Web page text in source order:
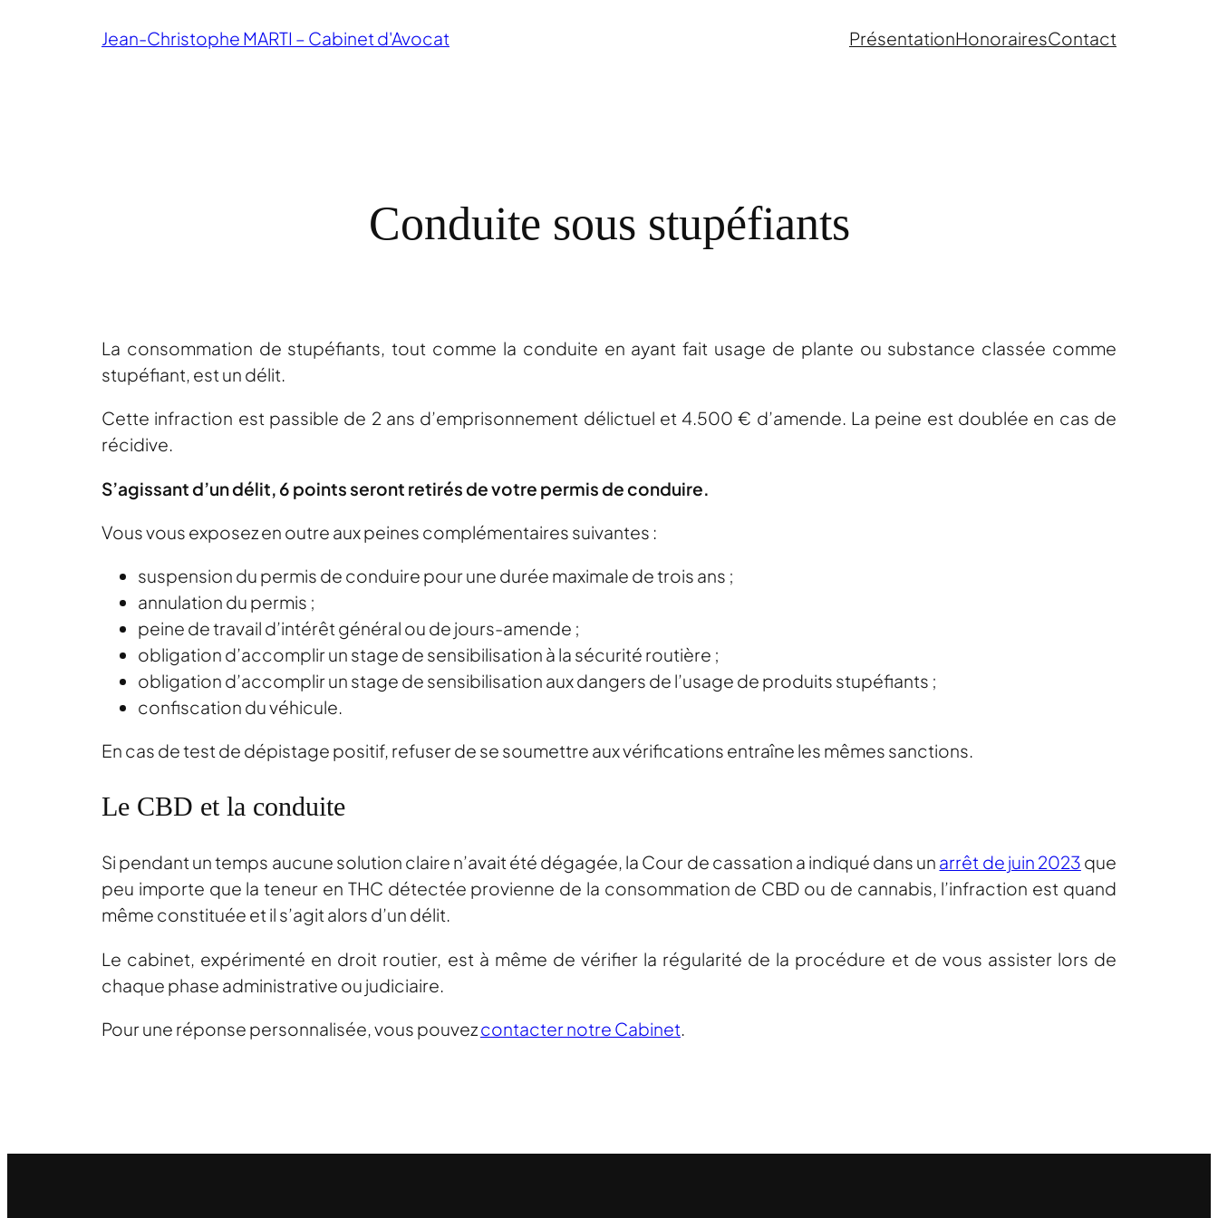
Jean-Christophe MARTI – Cabinet d'Avocat PrésentationHonorairesContact
Conduite sous stupéfiants
La consommation de stupéfiants, tout comme la conduite en ayant fait usage de plante ou substance classée comme
stupéfiant, est un délit.
Cette infraction est passible de 2 ans d’emprisonnement délictuel et 4.500 € d’amende. La peine est doublée en cas de
récidive.
S’agissant d’un délit, 6 points seront retirés de votre permis de conduire.
Vous vous exposez en outre aux peines complémentaires suivantes :
suspension du permis de conduire pour une durée maximale de trois ans ;
annulation du permis ;
peine de travail d’intérêt général ou de jours-amende ;
obligation d’accomplir un stage de sensibilisation à la sécurité routière ;
obligation d’accomplir un stage de sensibilisation aux dangers de l’usage de produits stupéfiants ;
confiscation du véhicule.
En cas de test de dépistage positif, refuser de se soumettre aux vérifications entraîne les mêmes sanctions.
Le CBD et la conduite
Si pendant un temps aucune solution claire n’avait été dégagée, la Cour de cassation a indiqué dans un arrêt de juin 2023 que
peu importe que la teneur en THC détectée provienne de la consommation de CBD ou de cannabis, l’infraction est quand
même constituée et il s’agit alors d’un délit.
Le cabinet, expérimenté en droit routier, est à même de vérifier la régularité de la procédure et de vous assister lors de
chaque phase administrative ou judiciaire.
Pour une réponse personnalisée, vous pouvezcontacter notre Cabinet